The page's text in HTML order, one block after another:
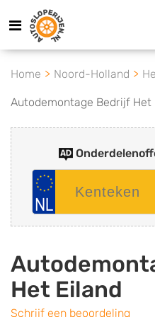
Home Noord-Holland
Autodemontage Bedrijf Het
Het Eiland
Schrijf een beoordeling